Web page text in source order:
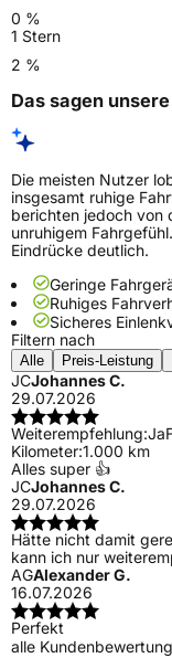
0 %
1 Stern
2 %
Das sagen
Die meisten Nutzer
insgesamt ruhige
berichten jedoch von
unruhigem
Eindrücke deutlich.
Geringe
Ruhiges
Sicheres
Filtern nach
Alle Preis-Leistung
JCJohannes C.
29.07.2026
Weiterempfehlung:Ja
Kilometer:1.000 km
Alles super 👍
JCJohannes C.
29.07.2026
Hätte nicht damit
kann ich nur
AGAlexander G.
16.07.2026
Perfekt
alle